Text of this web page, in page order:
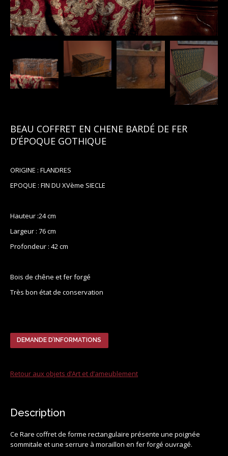
BEAU COFFRET EN CHENE BARDÉ DE FER
D’ÉPOQUE GOTHIQUE
ORIGINE : FLANDRES
EPOQUE : FIN DU XVème SIECLE
Hauteur :24 cm
Largeur : 76 cm
Profondeur : 42 cm
Bois de chêne et fer forgé
Très bon état de conservation
DEMANDE D’INFORMATIONS
Retour aux objets d’Art et d’ameublement
Description
Ce Rare coffret de forme rectangulaire présente une poignée
sommitale et une serrure à moraillon en fer forgé ouvragé.